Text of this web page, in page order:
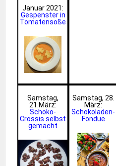
Januar 2021:
Gespenster in
Tomatensoße
Samstag,
21.März:
Schoko-
Crossis selbst
gemacht
Samstag, 28.
März:
Schokoladen-
Fondue